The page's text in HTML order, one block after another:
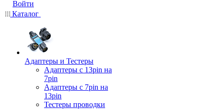
Войти
Каталог
Адаптеры и Тестеры
Адаптеры с 13pin на
7pin
Адаптеры с 7pin на
13pin
Тестеры проводки